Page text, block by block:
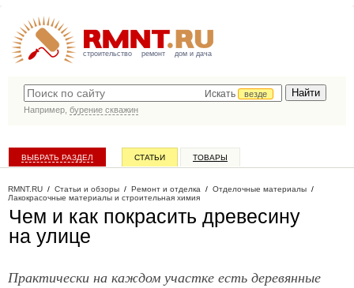
строительство ремонт дом и дача
Искать
везде
Например, бурение скважин
ВЫБРАТЬ РАЗДЕЛ СТАТЬИ ТОВАРЫ
RMNT.RU / Статьи и обзоры / Ремонт и отделка / Отделочные материалы /
Лакокрасочные материалы и строительная химия
Чем и как покрасить древесину
на улице
Практически на каждом участке есть деревянные